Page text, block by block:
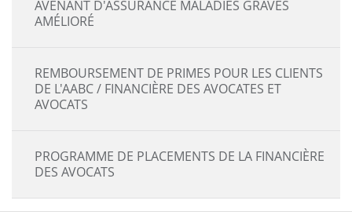
AVENANT D'ASSURANCE MALADIES GRAVES
AMÉLIORÉ
REMBOURSEMENT DE PRIMES POUR LES CLIENTS
DE L'AABC / FINANCIÈRE DES AVOCATES ET
AVOCATS
PROGRAMME DE PLACEMENTS DE LA FINANCIÈRE
DES AVOCATS